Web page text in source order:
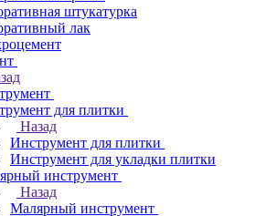
штукатурка
лак
для плитки
Назад
Инструмент для плитки
Инструмент для укладки плитки
инструмент
Назад
Малярный инструмент